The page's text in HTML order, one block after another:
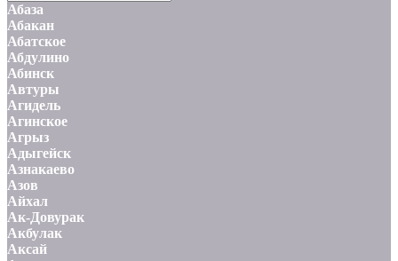
Абаза
Абакан
Абатское
Абдулино
Абинск
Автуры
Агидель
Агинское
Агрыз
Адыгейск
Азнакаево
Азов
Айхал
Ак-Довурак
Акбулак
Аксай